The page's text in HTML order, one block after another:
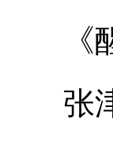
《醒
张